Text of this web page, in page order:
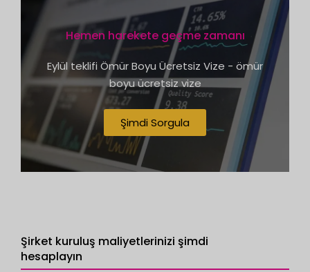
Hemen harekete geçme zamanı
Eylül teklifi Ömür Boyu Ücretsiz Vize - ömür
boyu ücretsiz vize
Şimdi Sorgula
Şirket kuruluş maliyetlerinizi şimdi
hesaplayın